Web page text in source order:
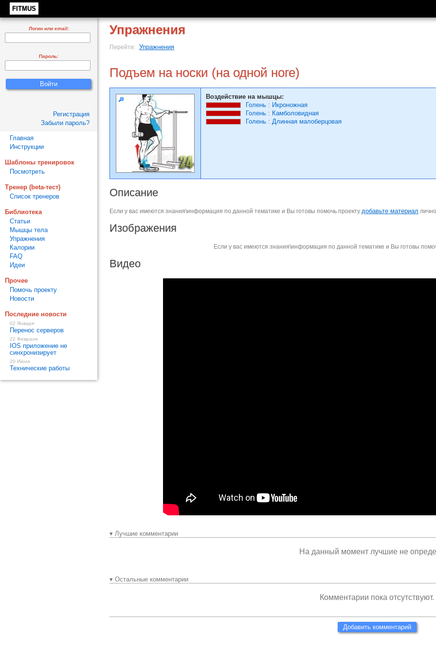
FITMUS
Упражнения
Перейти: Упражнения
Подъем на носки (на одной ноге)
Воздействие на мышцы:
Голень : Икроножная
Голень : Камболовидная
Голень : Длинная малоберцовая
Описание
Если у вас имеются знания\информация по данной тематике и Вы готовы помочь проекту добавьте материал лично
Изображения
Если у вас имеются знания\информация по данной тематике и Вы готовы
Видео
▾ Лучшие комментарии
На данный момент лучшие не
▾ Остальные комментарии
Комментарии пока отсутствуют.
Добавить комментарий
Логин или email:
Пароль:
Регистрация
Забыли пароль?
Главная
Инструкции
Шаблоны тренировок
Посмотреть
Тренер (beta-тест)
Список тренеров
Библиотека
Статьи
Мышцы тела
Упражнения
Калории
FAQ
Идеи
Прочее
Помочь проекту
Новости
Последние новости
02 Января
Перенос серверов
22 Февраля
IOS приложение не
синхронизирует
20 Июня
Технические работы